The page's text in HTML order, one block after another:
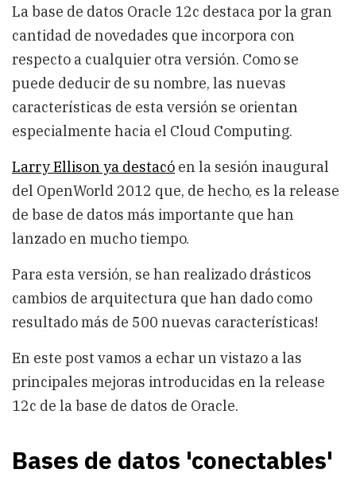
La base de datos Oracle 12c destaca por la gran
cantidad de novedades que incorpora con
respecto a cualquier otra versión. Como se
puede deducir de su nombre, las nuevas
características de esta versión se orientan
especialmente hacia el Cloud Computing.
Larry Ellison ya destacó en la sesión inaugural
del OpenWorld 2012 que, de hecho, es la release
de base de datos más importante que han
lanzado en mucho tiempo.
Para esta versión, se han realizado drásticos
cambios de arquitectura que han dado como
resultado más de 500 nuevas características!
En este post vamos a echar un vistazo a las
principales mejoras introducidas en la release
12c de la base de datos de Oracle.
Bases de datos 'conectables'